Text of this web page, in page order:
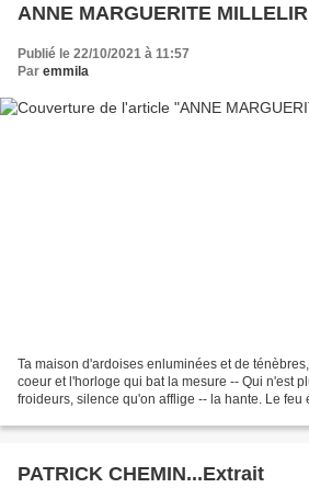
ANNE MARGUERITE
Publié le 22/10/2021 à 11:57
Par emmila
Ta maison d'ardoises enluminées et de
coeur et l'horloge qui bat la mesure -- Qui n'est
froideurs, silence qu'on afflige -- la hante. Le feu
PATRICK CHEMIN...Extrait